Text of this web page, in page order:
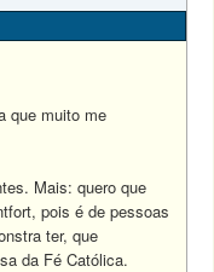
que muito me
Mais: quero que
pois é de pessoas
ter, que
da Fé Católica.